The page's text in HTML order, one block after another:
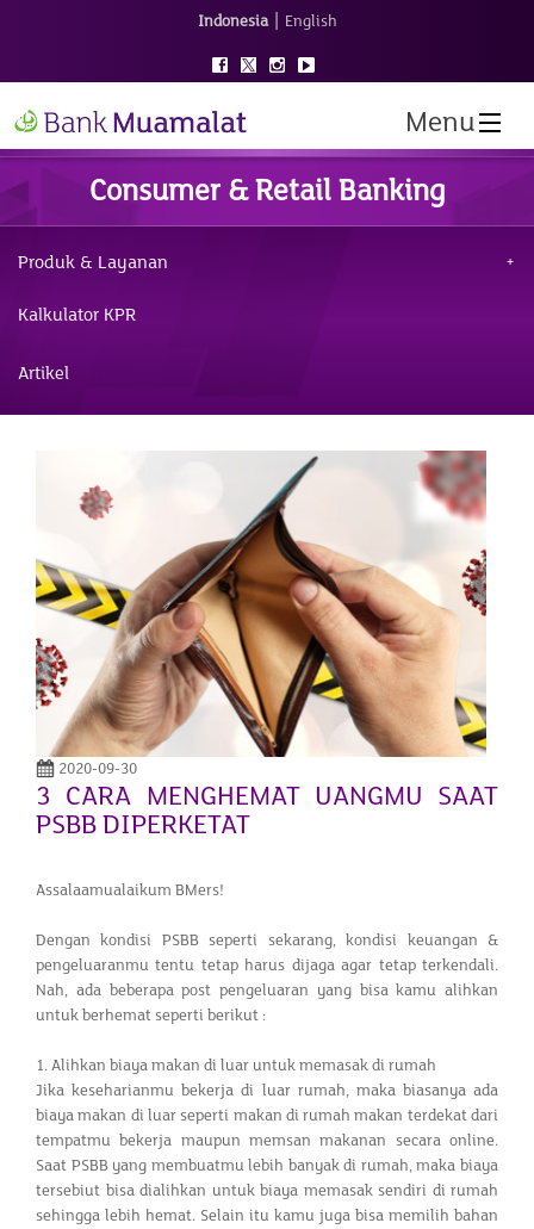
Indonesia | English
Menu
Consumer & Retail Banking
Produk & Layanan
Kalkulator KPR
Artikel
2020-09-30
3 CARA MENGHEMAT UANGMU SAAT
PSBB DIPERKETAT
Assalaamualaikum BMers!
Dengan kondisi PSBB seperti sekarang, kondisi keuangan &
pengeluaranmu tentu tetap harus dijaga agar tetap terkendali.
Nah, ada beberapa post pengeluaran yang bisa kamu alihkan
untuk berhemat seperti berikut :
1. Alihkan biaya makan di luar untuk memasak di rumah
Jika keseharianmu bekerja di luar rumah, maka biasanya ada
biaya makan di luar seperti makan di rumah makan terdekat dari
tempatmu bekerja maupun memsan makanan secara online.
Saat PSBB yang membuatmu lebih banyak di rumah, maka biaya
tersebiut bisa dialihkan untuk biaya memasak sendiri di rumah
sehingga lebih hemat. Selain itu kamu juga bisa memilih bahan